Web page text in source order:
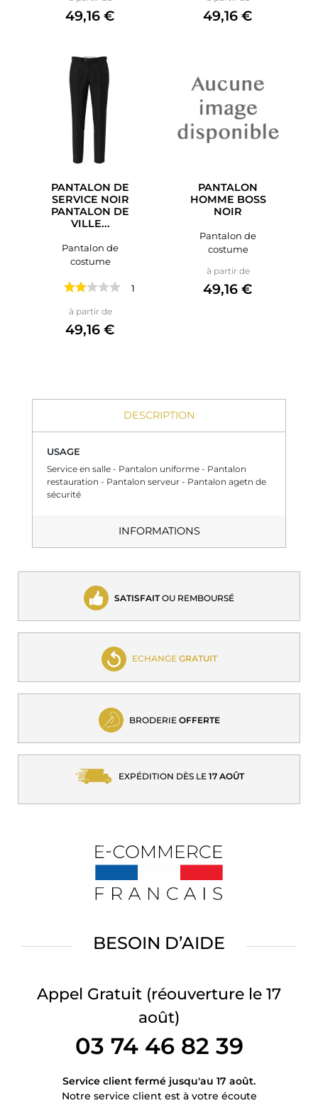
49,16 € 49,16 €
PANTALON DE
SERVICE NOIR
PANTALON DE
VILLE...
Pantalon de
costume
1 avis
à partir dePrix
49,16 €
PANTALON
HOMME BOSS
NOIR
Pantalon de
costume
à partir dePrix
49,16 €
DESCRIPTION
USAGE
Service en salle - Pantalon uniforme - Pantalon
restauration - Pantalon serveur - Pantalon agetn de
sécurité
INFORMATIONS
SATISFAITOU REMBOURSÉ
ECHANGE GRATUIT
BRODERIE OFFERTE
EXPÉDITION DÈS LE 17 AOÛT
BESOIN D’AIDE
Appel Gratuit (réouverture le 17
août)
03 74 46 82 39
Service client fermé jusqu'au 17 août.
Notre service client est à votre écoute